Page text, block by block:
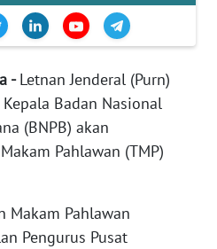
-Letnan Jenderal (Purn)
Badan Nasional
(BNPB) akan
Pahlawan (TMP)
Makam Pahlawan
Pengurus Pusat